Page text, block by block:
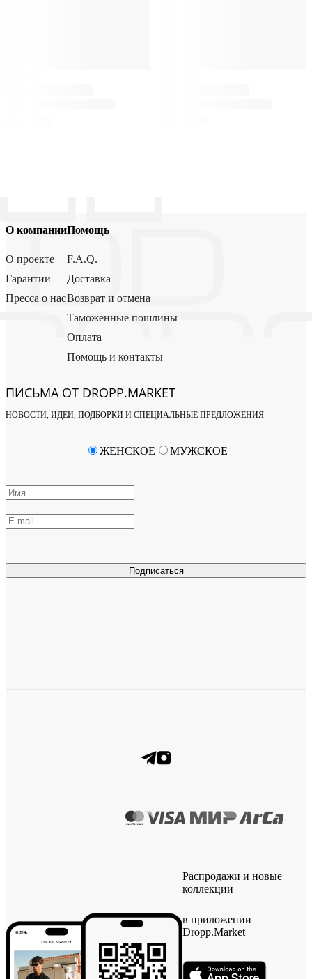
О компании
О проекте
Гарантии
Пресса о нас
Помощь
F.A.Q.
Доставка
Возврат и отмена
Таможенные пошлины
Оплата
Помощь и контакты
ПИСЬМА ОТ DROPP.MARKET
НОВОСТИ, ИДЕИ, ПОДБОРКИ И СПЕЦИАЛЬНЫЕ ПРЕДЛОЖЕНИЯ
Подписаться
ЖЕНСКОЕ МУЖСКОЕ
Распродажи и новые
коллекции
в приложении
Dropp.Market